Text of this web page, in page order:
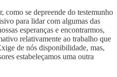
como se depreende do testemunho
para lidar com algumas das
esperanças e encontrarmos,
relativamente ao trabalho que
de nós disponibilidade, mas,
estabeleçamos uma outra